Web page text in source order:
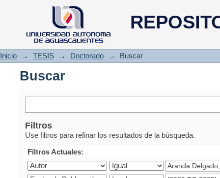
Buscar
Inicio → TESIS → Doctorado → Buscar
Buscar
Filtros
Use filtros para refinar los resultados de la búsqueda.
Filtros Actuales: